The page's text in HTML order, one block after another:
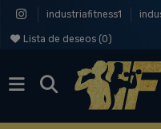
industriafitness1
Lista de deseos (0)